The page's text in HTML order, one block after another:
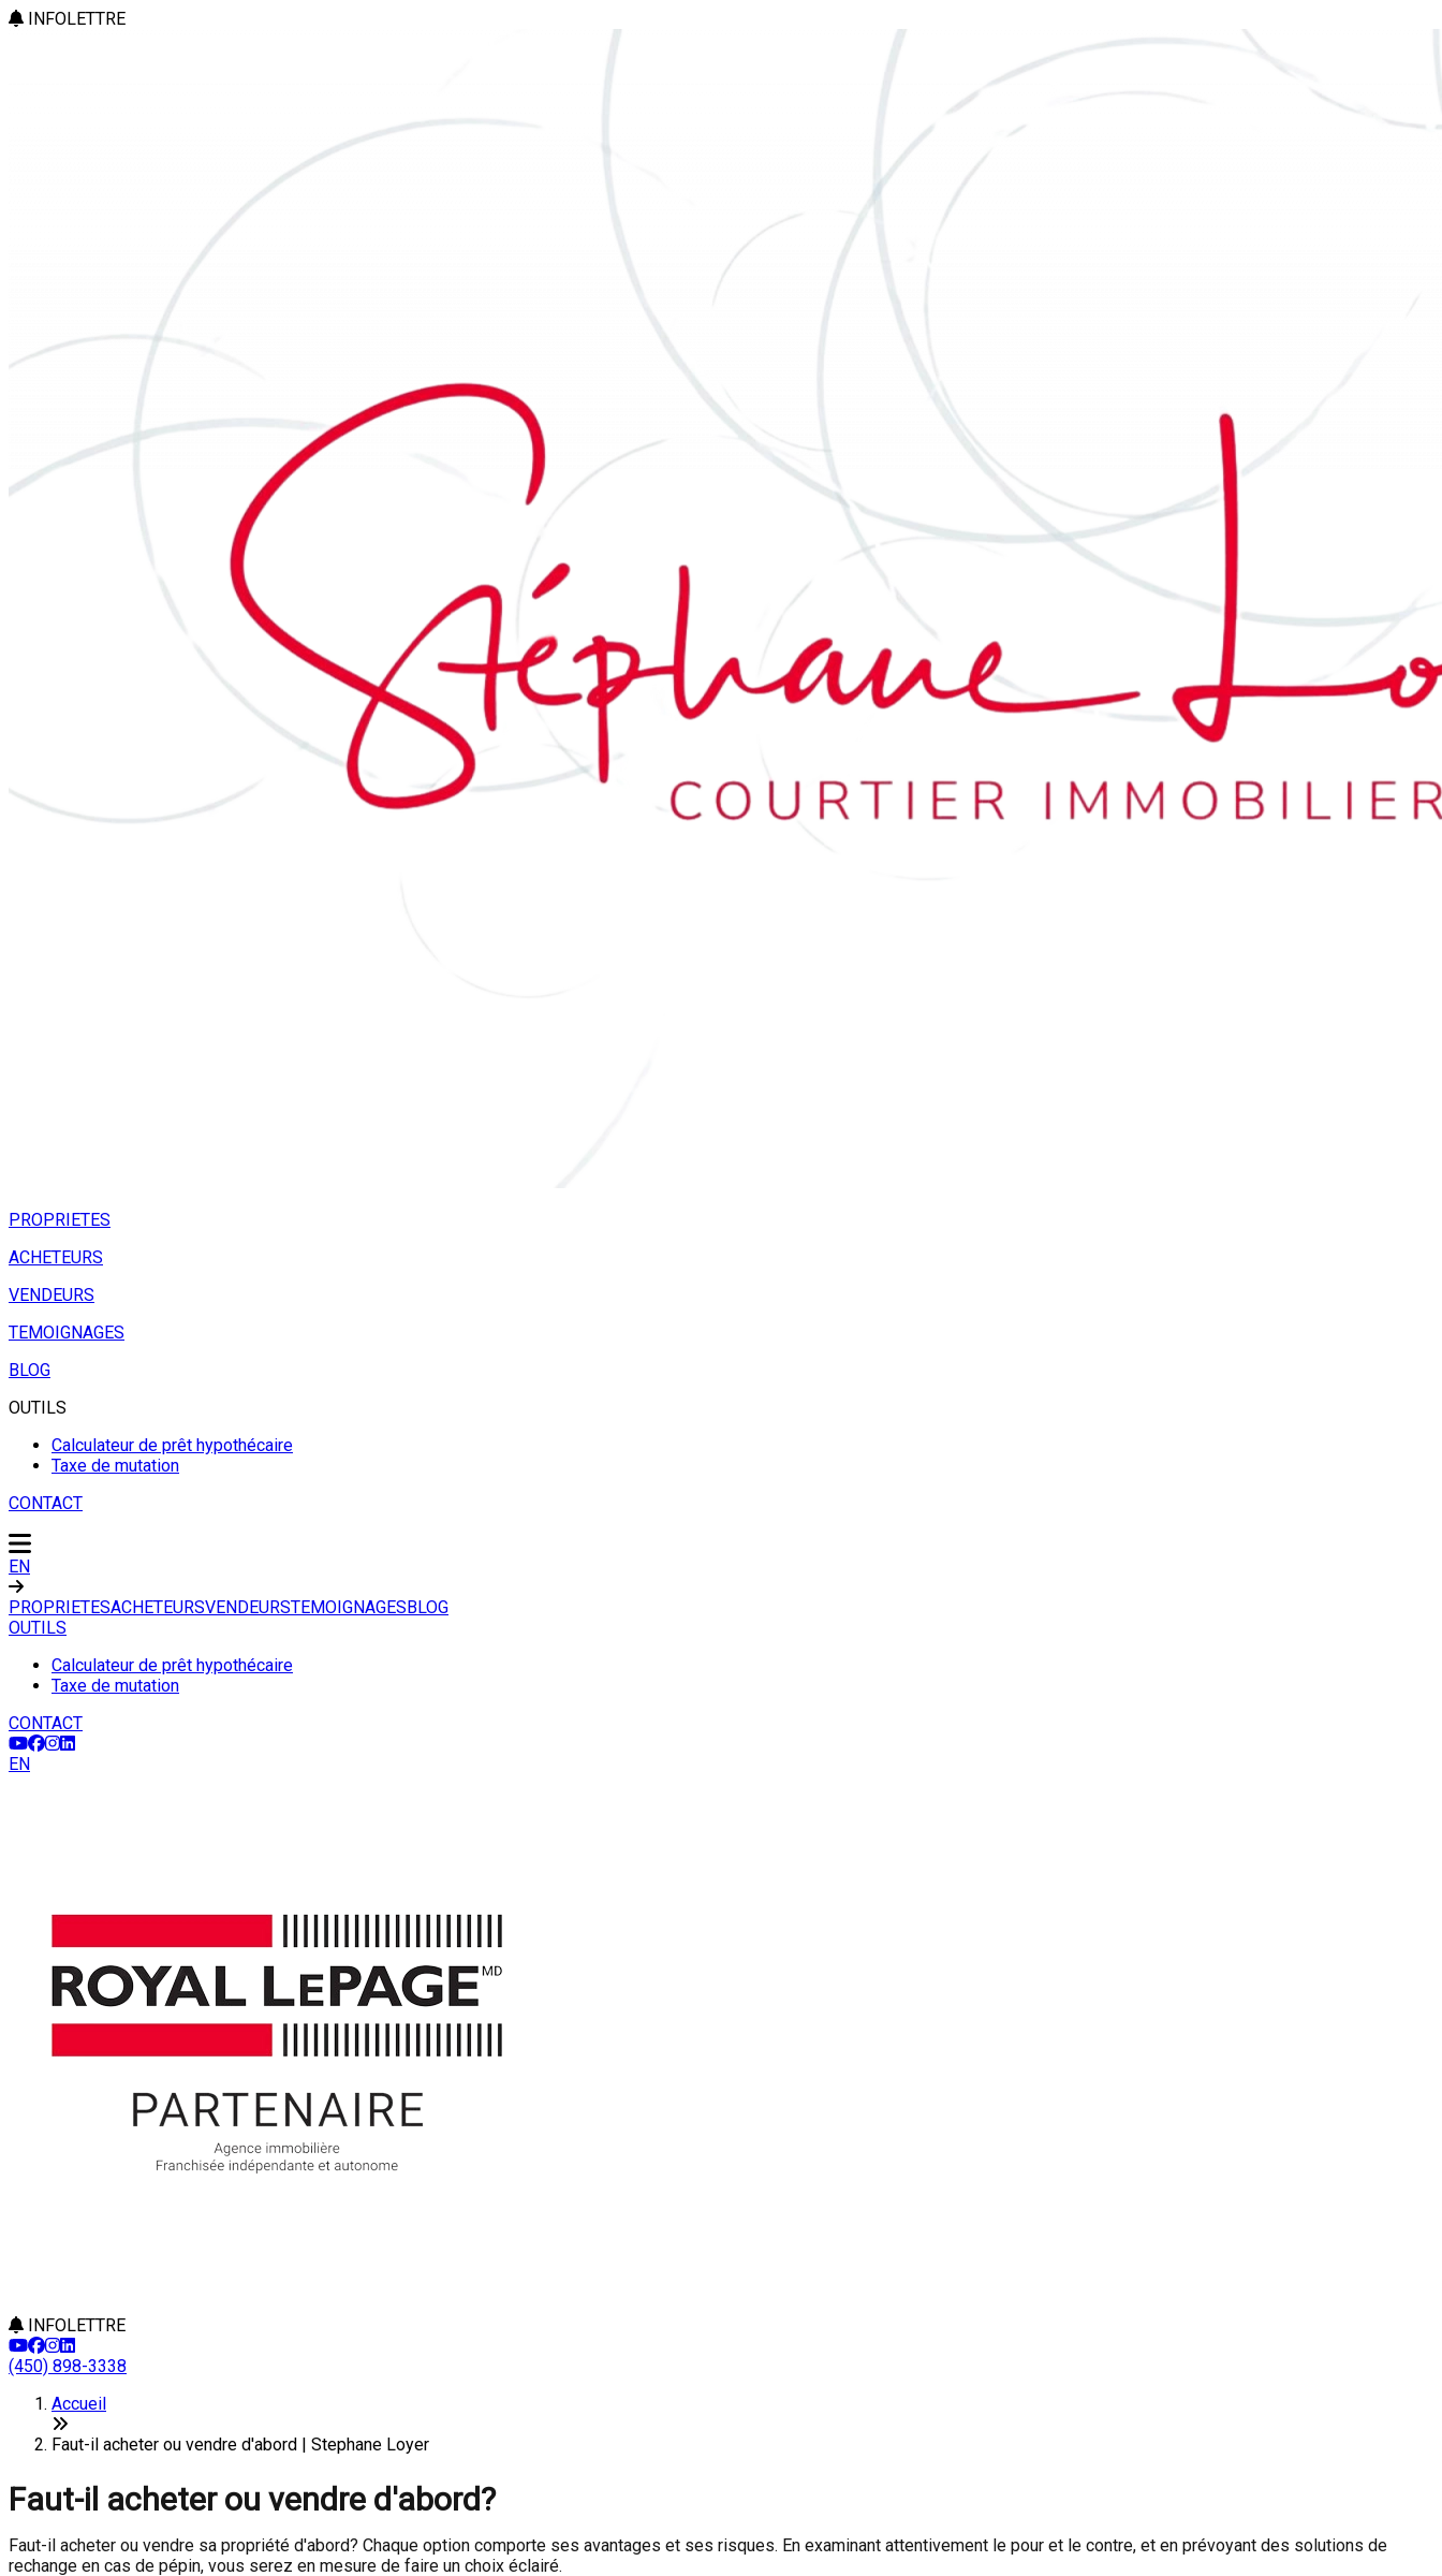
INFOLETTRE
PROPRIETES
ACHETEURS
VENDEURS
TEMOIGNAGES
BLOG
OUTILS
Calculateur de prêt hypothécaire
Taxe de mutation
CONTACT
EN
PROPRIETESACHETEURSVENDEURSTEMOIGNAGESBLOG
OUTILS
Calculateur de prêt hypothécaire
Taxe de mutation
CONTACT
EN
INFOLETTRE
(450) 898-3338
Accueil
Faut-il acheter ou vendre d'abord | Stephane Loyer
Faut-il acheter ou vendre d'abord?
Faut-il acheter ou vendre sa propriété d'abord? Chaque option comporte ses avantages et ses risques. En examinant attentivement le pour et le contre, et en prévoyant des solutions de
rechange en cas de pépin, vous serez en mesure de faire un choix éclairé.